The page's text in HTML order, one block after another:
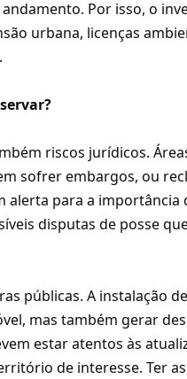
Por isso, o
urbana, licenças
riscos jurídicos.
sofrer embargos, ou
alerta para a
disputas de posse
públicas. A instalação
mas também gerar
estar atentos às
de interesse. Ter